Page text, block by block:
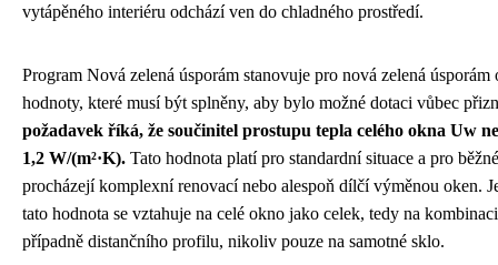
vytápěného interiéru odchází ven do chladného prostředí.
Program Nová zelená úsporám stanovuje pro nová zelená
hodnoty, které musí být splněny, aby bylo možné dotaci vůbec
požadavek říká, že součinitel prostupu tepla celého okna Uw
1,2 W/(m²·K). Tato hodnota platí pro standardní situace a pro
procházejí komplexní renovací nebo alespoň dílčí výměnou oken.
tato hodnota se vztahuje na celé okno jako celek, tedy na
případně distančního profilu, nikoliv pouze na samotné sklo.